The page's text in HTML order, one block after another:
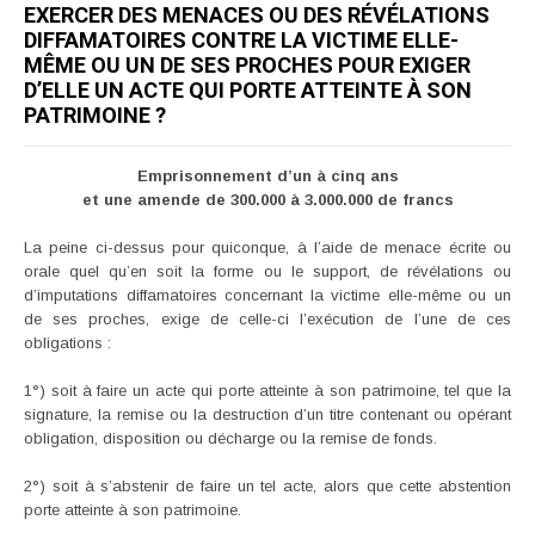
EXERCER DES MENACES OU DES RÉVÉLATIONS
DIFFAMATOIRES CONTRE LA VICTIME ELLE-
MÊME OU UN DE SES PROCHES POUR EXIGER
D’ELLE UN ACTE QUI PORTE ATTEINTE À SON
PATRIMOINE ?
Emprisonnement d’un à cinq ans
et une amende de 300.000 à 3.000.000 de francs
La peine ci-dessus pour quiconque, à l’aide de menace écrite ou
orale quel qu’en soit la forme ou le support, de révélations ou
d’imputations diffamatoires concernant la victime elle-même ou un
de ses proches, exige de celle-ci l’exécution de l’une de ces
obligations :
1°) soit à faire un acte qui porte atteinte à son patrimoine, tel que la
signature, la remise ou la destruction d’un titre contenant ou opérant
obligation, disposition ou décharge ou la remise de fonds.
2°) soit à s’abstenir de faire un tel acte, alors que cette abstention
porte atteinte à son patrimoine.